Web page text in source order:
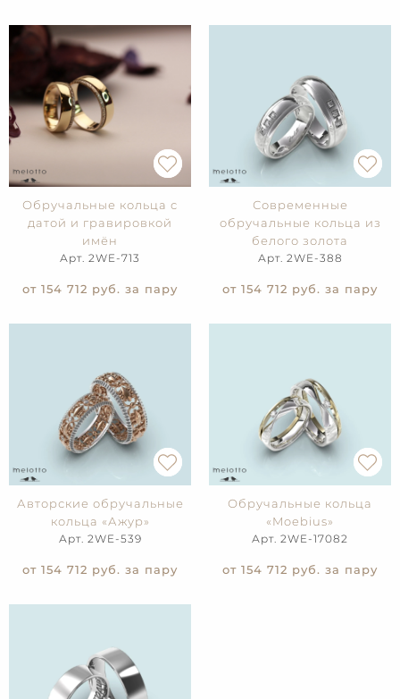
Обручальные кольца с
датой и гравировкой
имён
Арт. 2WE-713
от 154 712 руб. за пару
Современные
обручальные кольца из
белого золота
Арт. 2WE-388
от 154 712 руб. за пару
Авторские обручальные
кольца «Ажур»
Арт. 2WE-539
от 154 712 руб. за пару
Обручальные кольца
«Moebius»
Арт. 2WE-17082
от 154 712 руб. за пару